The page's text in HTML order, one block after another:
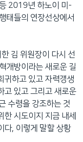
2019년 하노이 미-
태들의 연장선상에서
김 위원장이 다시 선
개방이라는 새로운 길
귀하고 있고 자력갱생
고 있고 그리고 새로운
수령을 강조하는 것
시도이지 지금 내세
다, 이렇게 말할 상황